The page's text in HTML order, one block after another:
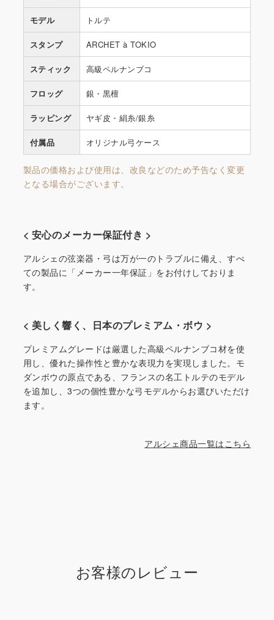
モデル トルテ
スタンプ ARCHET à TOKIO
スティック 高級ペルナンブコ
フロッグ 銀・黒檀
ラッピング ヤギ皮・絹糸/銀糸
付属品 オリジナル弓ケース
製品の価格および使用は、改良などのため予告なく変更
となる場合がございます。
< 安心のメーカー保証付き >
アルシェの弦楽器・弓は万が一のトラブルに備え、すべ
ての製品に「メーカー一年保証」をお付けしておりま
す。
< 美しく響く、日本のプレミアム・ボウ >
プレミアムグレードは厳選した高級ペルナンブコ材を使
用し、優れた操作性と豊かな表現力を実現しました。モ
ダンボウの原点である、フランスの名工トルテのモデル
を追加し、3つの個性豊かな弓モデルからお選びいただけ
ます。
アルシェ商品一覧はこちら
お客様のレビュー